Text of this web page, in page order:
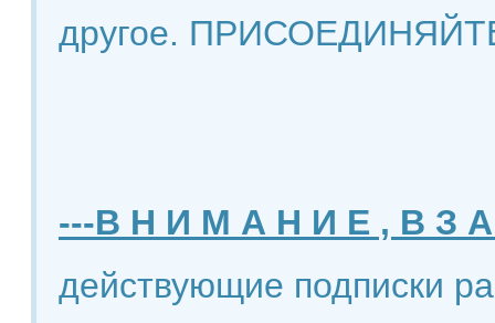
другое.
---В Н И М А Н И Е , В З
действующие подписки